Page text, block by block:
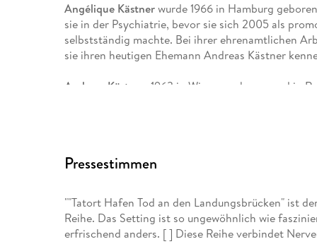
Angélique Kästnerwurde 1966 in Hamburg
sie in der Psychiatrie, bevor sie sich 2005 als
selbstständig machte. Bei ihrer ehrenamtlichen
sie ihren heutigen Ehemann Andreas Kästner
Andreas Kästner
, 1963 in Wismar geboren und in
Insiderkenntnisse fließen in die Serie ein.
Pressestimmen
""Tatort Hafen Tod an den Landungsbrücken" ist
Reihe. Das Setting ist so ungewöhnlich wie
erfrischend anders. [ ] Diese Reihe verbindet